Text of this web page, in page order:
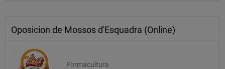
Oposicion de Mossos d'Esquadra (Online)
Formacultura